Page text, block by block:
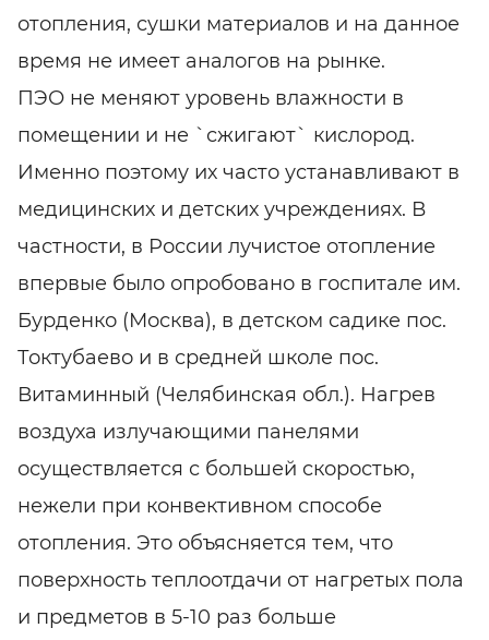
отопления, сушки материалов и на данное
время не имеет аналогов на рынке.
ПЭО не меняют уровень влажности в
помещении и не `сжигают` кислород.
Именно поэтому их часто устанавливают в
медицинских и детских учреждениях. В
частности, в России лучистое отопление
впервые было опробовано в госпитале им.
Бурденко (Москва), в детском садике пос.
Токтубаево и в средней школе пос.
Витаминный (Челябинская обл.). Нагрев
воздуха излучающими панелями
осуществляется с большей скоростью,
нежели при конвективном способе
отопления. Это объясняется тем, что
поверхность теплоотдачи от нагретых пола
и предметов в 5-10 раз больше